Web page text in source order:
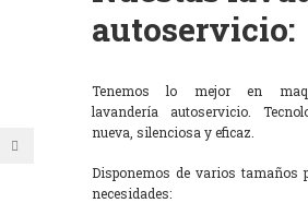
autoservicio:
Tenemos lo mejor en
lavandería autoservicio.
nueva, silenciosa y eficaz.
Disponemos de varios tamaños
necesidades: